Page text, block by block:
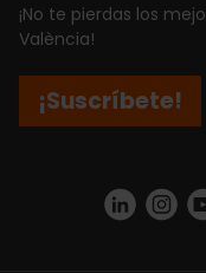
¡No te pierdas los
València!
¡Suscríbete!
https://www.linkedin.com/